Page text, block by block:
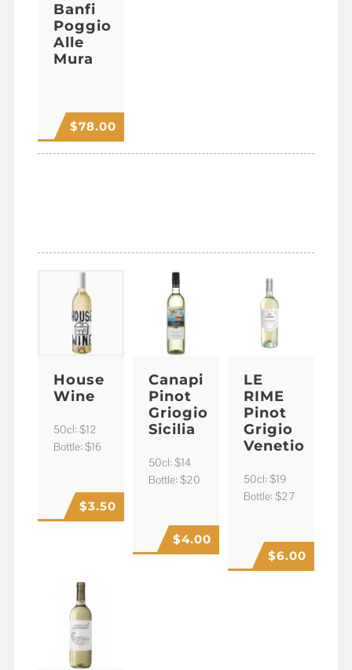
Banfi
Poggio
Alle
Mura
$78.00
House
Wine
50cl: $12
Bottle: $16
$3.50
Canapi
Pinot
Griogio
Sicilia
50cl: $14
Bottle: $20
$4.00
LE
RIME
Pinot
Grigio
Venetio
50cl: $19
Bottle: $27
$6.00